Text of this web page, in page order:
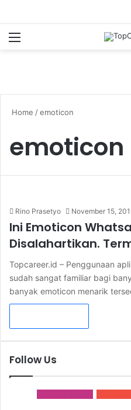
Home /emoticon
emoticon
Rino Prasetyo November 15,
Ini Emoticon
Disalahartikan.
Topcareer.id – Penggunaan
sudah sangat familiar bagi
banyak emoticon menarik
Follow Us